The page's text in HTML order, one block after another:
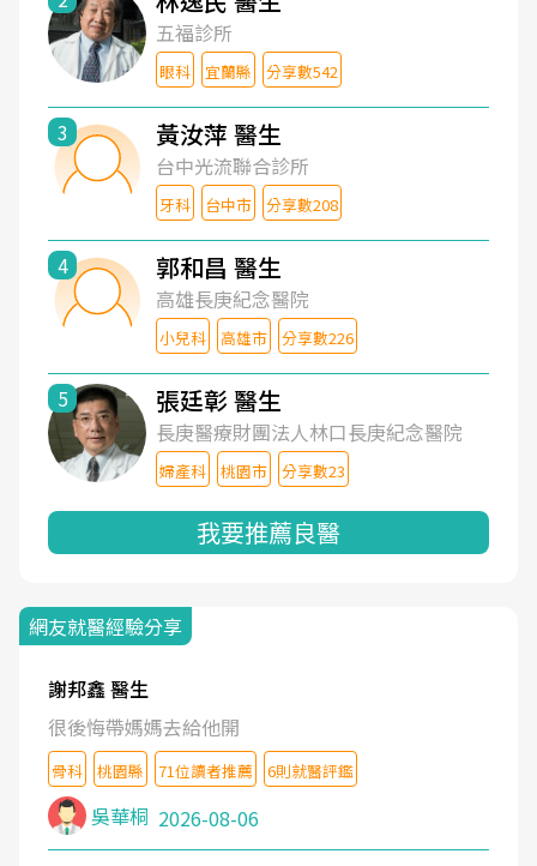
五福診所
眼科 宜蘭縣 分享數542
3 黃汝萍 醫生
台中光流聯合診所
牙科 台中市 分享數208
4 郭和昌 醫生
高雄長庚紀念醫院
小兒科 高雄市 分享數226
5 張廷彰 醫生
長庚醫療財團法人林口長庚紀念醫院
婦產科 桃園市 分享數23
我要推薦良醫
網友就醫經驗分享
謝邦鑫 醫生
很後悔帶媽媽去給他開
骨科 桃園縣 71位讀者推薦 6則就醫評鑑
吳華桐 2026-08-06